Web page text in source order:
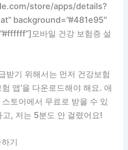
store/apps/details?
background=”#481e95″
모바일 건강 보험증 설
받기 위해서는 먼저 건강보험
앱’을 다운로드해야 해요. 애
토어에서 무료로 받을 수 있
, 저는 5분도 안 걸렸어요!
기